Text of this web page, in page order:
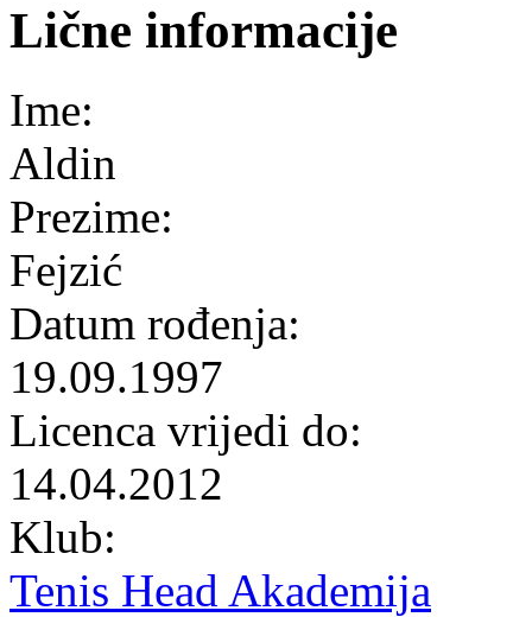
Lične informacije
Ime:
Aldin
Prezime:
Fejzić
Datum rođenja:
19.09.1997
Licenca vrijedi do:
14.04.2012
Klub:
Tenis Head Akademija